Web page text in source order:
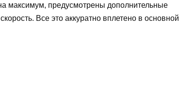
максимум, предусмотрены дополнительные
Все это аккуратно вплетено в основной